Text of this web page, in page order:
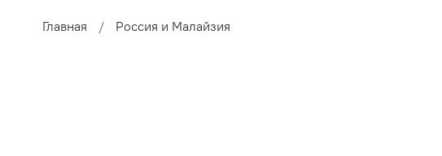
Главная Россия и Малайзия